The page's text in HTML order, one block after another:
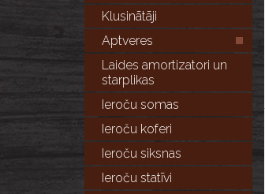
Klusinātāji
Aptveres
Laides amortizatori un
starplikas
Ieroču somas
Ieroču koferi
Ieroču siksnas
Ieroču statīvi